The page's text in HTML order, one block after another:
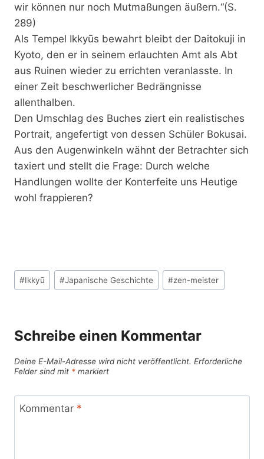
wir können nur noch Mutmaßungen äußern.“(S.
289)
Als Tempel Ikkyūs bewahrt bleibt der Daitokuji in
Kyoto, den er in seinem erlauchten Amt als Abt
aus Ruinen wieder zu errichten veranlasste. In
einer Zeit beschwerlicher Bedrängnisse
allenthalben.
Den Umschlag des Buches ziert ein realistisches
Portrait, angefertigt von dessen Schüler Bokusai.
Aus den Augenwinkeln wähnt der Betrachter sich
taxiert und stellt die Frage: Durch welche
Handlungen wollte der Konterfeite uns Heutige
wohl frappieren?
Schlagworte:
#Ikkyū #Japanische Geschichte #zen-meister
Schreibe einen Kommentar
Deine E-Mail-Adresse wird nicht veröffentlicht. Erforderliche
Felder sind mit * markiert
Kommentar *